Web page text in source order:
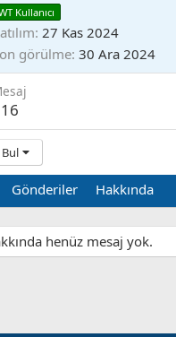
Kullanıcı
27 Kas 2024
görülme 30 Ara 2024
16
Bul
Gönderiler Hakkında
henüz mesaj yok.